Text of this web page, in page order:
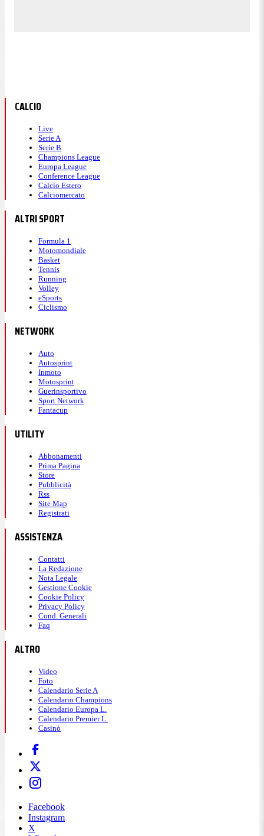
CALCIO
Live
Serie A
Serie B
Champions League
Europa League
Conference League
Calcio Estero
Calciomercato
ALTRI SPORT
Formula 1
Motomondiale
Basket
Tennis
Running
Volley
eSports
Ciclismo
NETWORK
Auto
Autosprint
Inmoto
Motosprint
Guerinsportivo
Sport Network
Fantacup
UTILITY
Abbonamenti
Prima Pagina
Store
Pubblicità
Rss
Site Map
Registrati
ASSISTENZA
Contatti
La Redazione
Nota Legale
Gestione Cookie
Cookie Policy
Privacy Policy
Cond. Generali
Faq
ALTRO
Video
Foto
Calendario Serie A
Calendario Champions
Calendario Europa L.
Calendario Premier L.
Casinò
Facebook
Instagram
X